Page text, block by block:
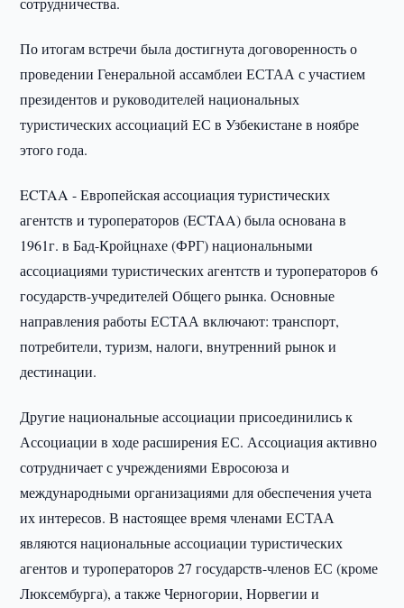
По итогам встречи была достигнута договоренность о
проведении Генеральной ассамблеи ЕСТАА с участием
президентов и руководителей национальных
туристических ассоциаций ЕС в Узбекистане в ноябре
этого года.
ECTAA - Европейская ассоциация туристических
агентств и туроператоров (ECTAA) была основана в
1961г. в Бад-Кройцнахе (ФРГ) национальными
ассоциациями туристических агентств и туроператоров 6
государств-учредителей Общего рынка. Основные
направления работы ЕСТАА включают: транспорт,
потребители, туризм, налоги, внутренний рынок и
дестинации.
Другие национальные ассоциации присоединились к
Ассоциации в ходе расширения ЕС. Ассоциация активно
сотрудничает с учреждениями Евросоюза и
международными организациями для обеспечения учета
их интересов. В настоящее время членами ЕСТАА
являются национальные ассоциации туристических
агентов и туроператоров 27 государств-членов ЕС (кроме
Люксембурга), а также Черногории, Норвегии и